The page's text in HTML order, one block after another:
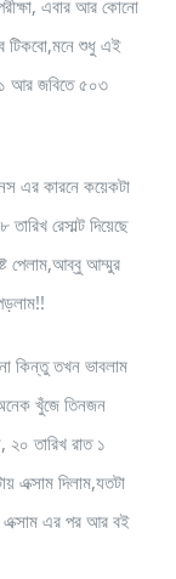
এবার আর কোনো
টিকবো,মনে শুধু এই
আর জবিতে ৫০৩
এর কারনে কয়েকটা
রেসাল্ট দিয়েছে
পেলাম,আব্বু আম্মুর
কিন্তু তখন ভাবলাম
খুঁজে তিনজন
২০ তারিখ রাত ১
এক্সাম দিলাম,যতটা
এক্সাম এর পর আর বই